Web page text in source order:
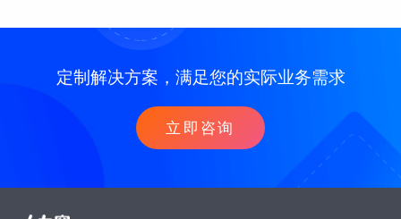
定制解决方案，满足您的实际业务需求
立即咨询